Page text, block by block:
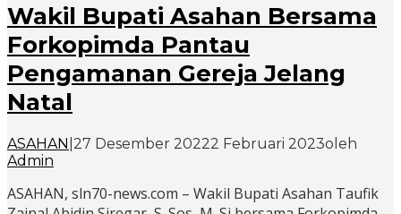
Wakil Bupati Asahan Bersama
Forkopimda Pantau
Pengamanan Gereja Jelang
Natal
ASAHAN 27 Desember 20222 Februari 2023oleh
Admin
ASAHAN, sln70-news.com – Wakil Bupati Asahan Taufik